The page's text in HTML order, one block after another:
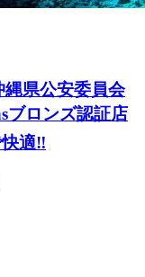
縄県公安委員会
ブロンズ認証店
適‼️